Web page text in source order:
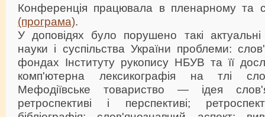
Конференція працювала в пленарному та
(програма).
У доповідях було порушено такі
науки і суспільства України проблеми:
фондах Інституту рукопису НБУВ та її
комп'ютерна лексикографія на тлі
Мефодіївське товариство — ідея
ретроспективі і перспективі;